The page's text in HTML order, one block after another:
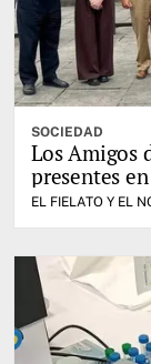
SOCIEDAD
Los Amigos
presentes
EL FIELATO Y EL